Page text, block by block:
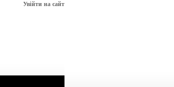
Увійти на сайт